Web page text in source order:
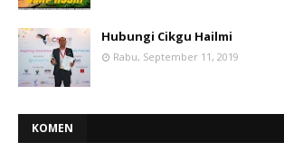
Hubungi Cikgu Hailmi
Rabu, September 11, 2019
KOMEN